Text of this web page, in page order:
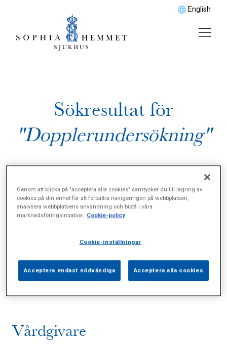
English
Sökresultat för
"Dopplerundersökning"
Sidor (0) Press (0) Sophianytt (0)
Vårdgivare
Genom att klicka på "acceptera alla cookies" samtycker du till lagring av
cookies på din enhet för att förbättra navigeringen på webbplatsen,
analysera webbplatsens användning och bistå i våra
marknadsföringsinsatser. Cookie-policy
Cookie-inställningar
Acceptera endast nödvändiga Acceptera alla cookies